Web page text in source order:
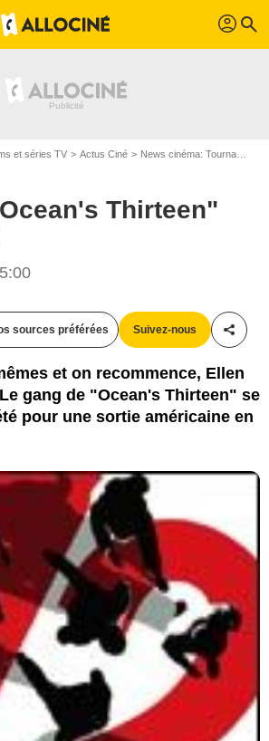
profil search
et séries TV Actus Ciné News cinéma: Tournages
Thirteen"
sources préférées Suivez-nous
et on recommence, Ellen
gang de "Ocean's Thirteen" se
pour une sortie américaine en